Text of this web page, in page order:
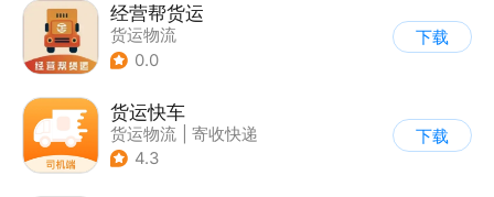
经营帮货运
货运物流
0.0
下载
货运快车
货运物流
寄收快递
4.3
下载